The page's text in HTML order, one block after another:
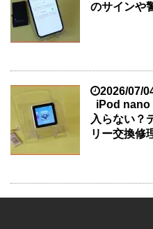
のサインや
2026/07/
iPod nano
入らない？
リー交換修